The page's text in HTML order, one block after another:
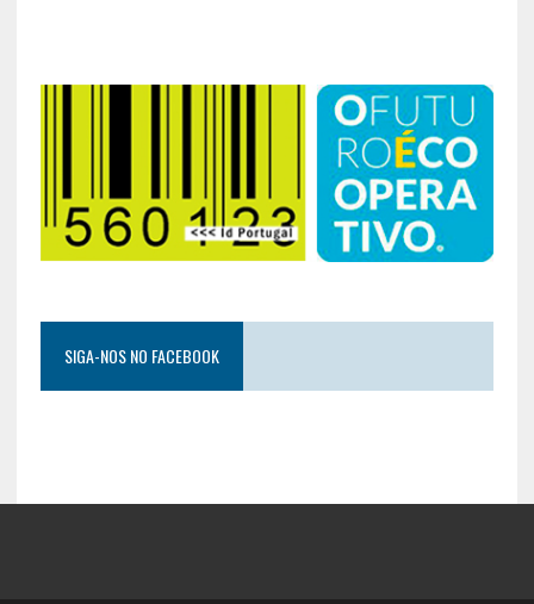
SIGA-NOS NO FACEBOOK